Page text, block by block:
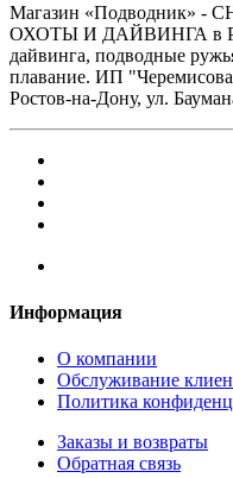
Магазин
ОХОТЫ И ДАЙВИНГА в
дайвинга, подводные
плавание. ИП
Ростов-на-Дону, ул.
Информация
О компании
Обслуживание
Политика
Заказы и возвраты
Обратная связь